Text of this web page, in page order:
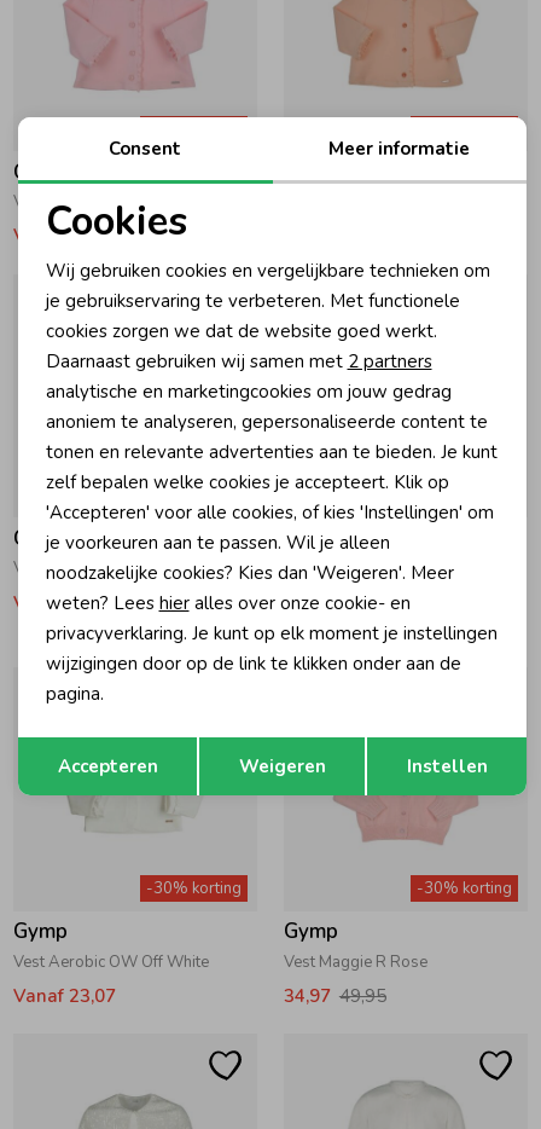
Gymp
Vest Carbon R Rose
Vanaf 25,17
-30% korting
Gymp
Vest Carbon OW Off White
Vanaf 25,17
-30% korting
Gymp
Vest Carbon VR Old Rose
30,07 42,95
-30% korting
Gymp
Vest Aerobic OW Off White
Vanaf 23,07
-30% korting
Gymp
Vest Maggie R Rose
34,97 49,95
Noodzakelijke cookies
Personalisatie cookies
Analytische cookies
Marketing cookies
Terug Opslaan
Consent Meer informatie
Cookies
Wij gebruiken cookies en vergelijkbare technieken om
je gebruikservaring te verbeteren. Met functionele
cookies zorgen we dat de website goed werkt.
Daarnaast gebruiken wij samen met 2 partners
analytische en marketingcookies om jouw gedrag
anoniem te analyseren, gepersonaliseerde content te
tonen en relevante advertenties aan te bieden. Je kunt
zelf bepalen welke cookies je accepteert. Klik op
'Accepteren' voor alle cookies, of kies 'Instellingen' om
je voorkeuren aan te passen. Wil je alleen
noodzakelijke cookies? Kies dan 'Weigeren'. Meer
weten? Lees hieralles over onze cookie- en
privacyverklaring. Je kunt op elk moment je instellingen
wijzigingen door op de link te klikken onder aan de
pagina.
Accepteren Weigeren Instellen